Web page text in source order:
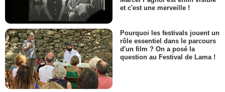
et c'est une merveille !
Pourquoi les festivals jouent un
rôle essentiel dans le parcours
d'un film ? On a posé la
question au Festival de Lama !